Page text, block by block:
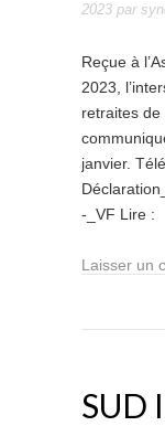
2023 par
Reçue à
2023,
retraites
janvier.
-_VF Lire :
Laisser un
SUD